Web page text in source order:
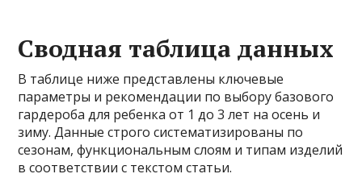
Сводная таблица данных
В таблице ниже представлены ключевые
параметры и рекомендации по выбору базового
гардероба для ребенка от 1 до 3 лет на осень и
зиму. Данные строго систематизированы по
сезонам, функциональным слоям и типам изделий
в соответствии с текстом статьи.